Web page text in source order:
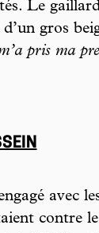
Le
gros
pris ma
avec
contre